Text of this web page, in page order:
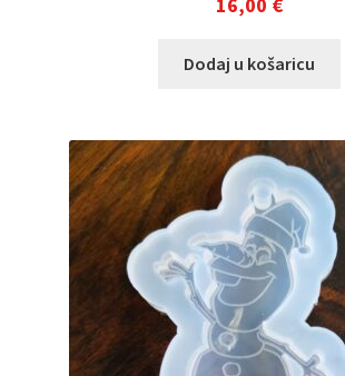
Dodaj u košaricu